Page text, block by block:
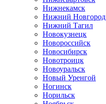
Нижнекамск
Нижний Новгород
Нижний Тагил
Новокузнецк
Новороссийск
Новосибирск
Новотроицк
Новоуральск
Новый Уренгой
Ногинск
Норильск